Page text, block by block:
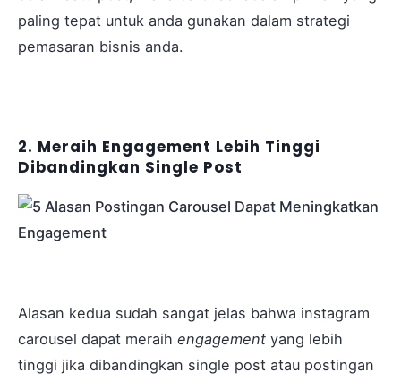
paling tepat untuk anda gunakan dalam strategi
pemasaran bisnis anda.
2. Meraih Engagement Lebih Tinggi
Dibandingkan Single Post
Alasan kedua sudah sangat jelas bahwa instagram
carousel dapat meraih engagement yang lebih
tinggi jika dibandingkan single post atau postingan